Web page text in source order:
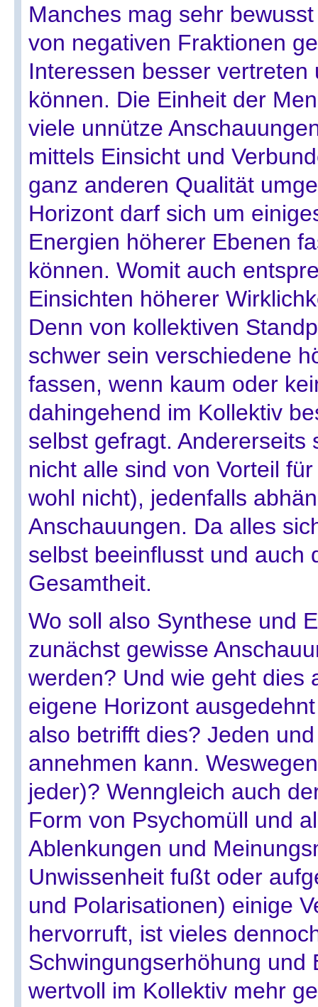
Manches mag sehr
von negativen Fraktionen
Interessen besser
können. Die Einheit der
viele unnütze
mittels Einsicht und
ganz anderen Qualität
Horizont darf sich um
Energien höherer Ebenen
können. Womit auch
Einsichten höherer
Denn von kollektiven
schwer sein verschiedene
fassen, wenn kaum oder
dahingehend im Kollektiv
selbst gefragt. Andererseits
nicht alle sind von Vorteil
wohl nicht), jedenfalls
Anschauungen. Da alles
selbst beeinflusst und auch
Gesamtheit.
Wo soll also Synthese und
zunächst gewisse
werden? Und wie geht dies
eigene Horizont
also betrifft dies? Jeden
annehmen kann.
jeder)? Wenngleich auch
Form von Psychomüll und
Ablenkungen und
Unwissenheit fußt oder
und Polarisationen) einige
hervorruft, ist vieles
Schwingungserhöhung und
wertvoll im Kollektiv mehr